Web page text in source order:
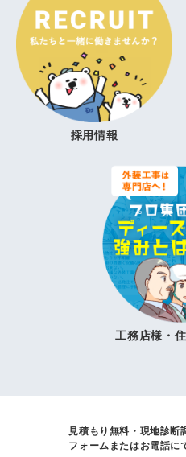
採用情報
工務店様・
見積もり無料・現地診断
フォームまたはお電話に